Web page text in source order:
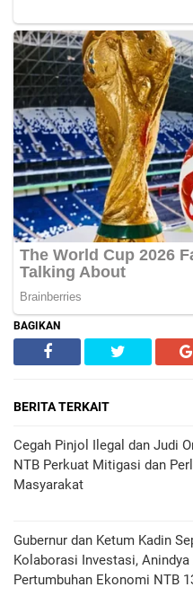
BAGIKAN
BERITA TERKAIT
Cegah Pinjol Ilegal dan Judi
NTB Perkuat Mitigasi dan
Masyarakat
Gubernur dan Ketum Kadin
Kolaborasi Investasi,
Pertumbuhan Ekonomi NTB